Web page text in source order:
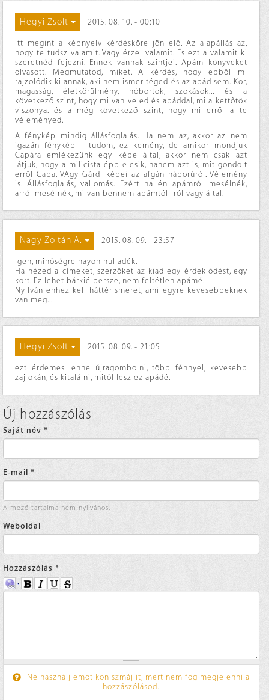
Hegyi Zsolt 2015. 08. 10. - 00:10
Itt megint a képnyelv kérdésköre jön elő. Az alapállás az,
hogy te tudsz valamit. Vagy érzel valamit. És ezt a valamit ki
szeretnéd fejezni. Ennek vannak szintjei. Apám könyveket
olvasott. Megmutatod, miket. A kérdés, hogy ebből mi
rajzolódik ki annak, aki nem ismer téged és az apád sem. Kor,
magasság, életkörülmény, hóbortok, szokások... és a
következő szint, hogy mi van veled és apáddal, mi a kettőtök
viszonya. és a még következő szint, hogy mi erről a te
véleményed.
A fénykép mindig állásfoglalás. Ha nem az, akkor az nem
igazán fénykép - tudom, ez kemény, de amikor mondjuk
Capára emlékezünk egy képe által, akkor nem csak azt
látjuk, hogy a milicista épp elesik, hanem azt is, mit gondolt
erről Capa. VAgy Gárdi képei az afgán háborúról. Vélemény
is. Állásfoglalás, vallomás. Ezért ha én apámról mesélnék,
arról mesélnék, mi van bennem apámtól -ról vagy által.
Nagy Zoltán A. 2015. 08. 09. - 23:57
Igen, minőségre nayon hulladék.
Ha nézed a címeket, szerzőket az kiad egy érdeklődést, egy
kort. Ez lehet bárkié persze, nem feltétlen apámé.
Nyilván ehhez kell háttérismeret, ami egyre kevesebbeknek
van meg...
Hegyi Zsolt 2015. 08. 09. - 21:05
ezt érdemes lenne újragombolni, több fénnyel, kevesebb
zaj okán, és kitalálni, mitől lesz ez apádé.
Új hozzászólás
Saját név *
E-mail *
A mező tartalma nem nyilvános.
Weboldal
Hozzászólás *
Ne használj emotikon szmájlit, mert nem fog megjelenni a
hozzászólásod.